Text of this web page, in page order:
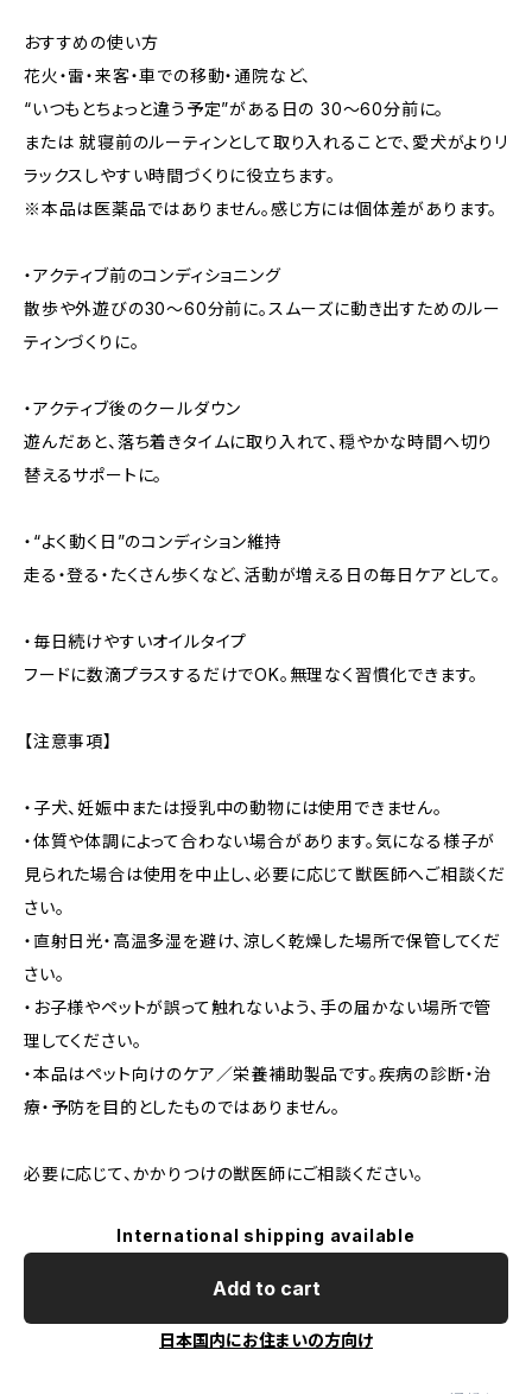
おすすめの使い方
花火・雷・来客・車での移動・通院など、
“いつもとちょっと違う予定”がある日の 30〜60分前に。
または 就寝前のルーティンとして取り入れることで、愛犬がよりリ
ラックスしやすい時間づくりに役立ちます。
※本品は医薬品ではありません。感じ方には個体差があります。
・アクティブ前のコンディショニング
散歩や外遊びの30〜60分前に。スムーズに動き出すためのルー
ティンづくりに。
・アクティブ後のクールダウン
遊んだあと、落ち着きタイムに取り入れて、穏やかな時間へ切り
替えるサポートに。
・“よく動く日”のコンディション維持
走る・登る・たくさん歩くなど、活動が増える日の毎日ケアとして。
・毎日続けやすいオイルタイプ
フードに数滴プラスするだけでOK。無理なく習慣化できます。
【注意事項】
・子犬、妊娠中または授乳中の動物には使用できません。
・体質や体調によって合わない場合があります。気になる様子が
見られた場合は使用を中止し、必要に応じて獣医師へご相談くだ
さい。
・直射日光・高温多湿を避け、涼しく乾燥した場所で保管してくだ
さい。
・お子様やペットが誤って触れないよう、手の届かない場所で管
理してください。
・本品はペット向けのケア／栄養補助製品です。疾病の診断・治
療・予防を目的としたものではありません。
必要に応じて、かかりつけの獣医師にご相談ください。
International shipping available
Add to cart
日本国内にお住まいの方向け